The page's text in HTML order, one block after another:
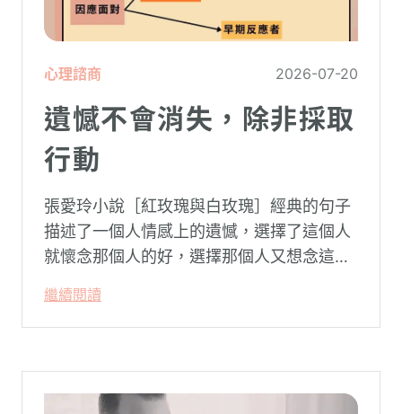
心理諮商 2026-07-20
遺憾不會消失，除非採取
行動
張愛玲小說［紅玫瑰與白玫瑰］經典的句子
描述了一個人情感上的遺憾，選擇了這個人
就懷念那個人的好，選擇那個人又想念這個
繼續閱讀